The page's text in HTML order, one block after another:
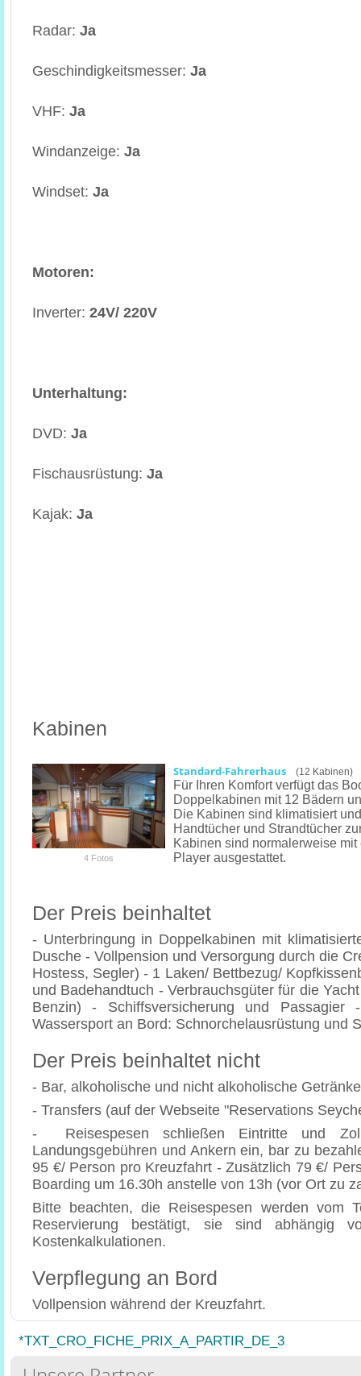
Radar: Ja
Geschindigkeitsmesser: Ja
VHF: Ja
Windanzeige: Ja
Windset: Ja
Motoren:
Inverter: 24V/ 220V
Unterhaltung:
DVD: Ja
Fischausrüstung: Ja
Kajak: Ja
Kabinen
4 Fotos
Standard-Fahrerhaus (12 Kabinen)
Für Ihren Komfort verfügt das
Doppelkabinen mit 12 Bädern
Die Kabinen sind klimatisiert
Handtücher und Strandtücher
Kabinen sind normalerweise mit
Player ausgestattet.
Der Preis beinhaltet
- Unterbringung in Doppelkabinen mit
Dusche - Vollpension und Versorgung durch die
Hostess, Segler) - 1 Laken/ Bettbezug/
und Badehandtuch - Verbrauchsgüter für die
Benzin) - Schiffsversicherung und
Wassersport an Bord: Schnorchelausrüstung und
Der Preis beinhaltet nicht
- Bar, alkoholische und nicht alkoholische Getränke
- Transfers (auf der Webseite "Reservations
- Reisespesen schließen Eintritte und
Landungsgebühren und Ankern ein, bar zu
95 €/ Person pro Kreuzfahrt - Zusätzlich 79 €/
Boarding um 16.30h anstelle von 13h (vor Ort zu
Bitte beachten, die Reisespesen werden vom
Reservierung bestätigt, sie sind abhängig
Kostenkalkulationen.
Verpflegung an Bord
Vollpension während der Kreuzfahrt.
*TXT_CRO_FICHE_PRIX_A_PARTIR_DE_3